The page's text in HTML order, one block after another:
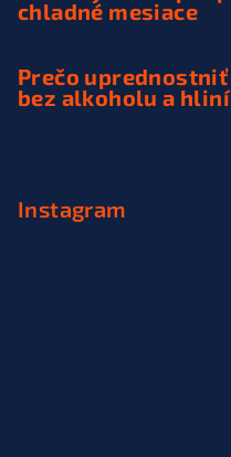
chladné mesiace
Prečo
bez alkoholu a
Instagram